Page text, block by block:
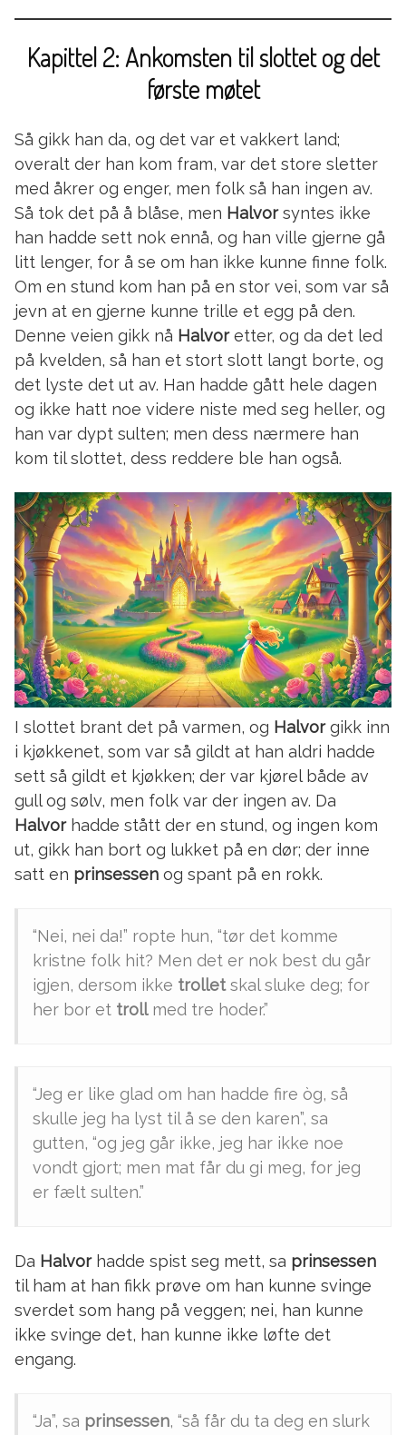
Kapittel 2: Ankomsten til slottet og det
første møtet
Så gikk han da, og det var et vakkert land;
overalt der han kom fram, var det store sletter
med åkrer og enger, men folk så han ingen av.
Så tok det på å blåse, men Halvorsyntes ikke
han hadde sett nok ennå, og han ville gjerne gå
litt lenger, for å se om han ikke kunne finne folk.
Om en stund kom han på en stor vei, som var så
jevn at en gjerne kunne trille et egg på den.
Denne veien gikk nå Halvoretter, og da det led
på kvelden, så han et stort slott langt borte, og
det lyste det ut av. Han hadde gått hele dagen
og ikke hatt noe videre niste med seg heller, og
han var dypt sulten; men dess nærmere han
kom til slottet, dess reddere ble han også.
I slottet brant det på varmen, og Halvorgikk inn
i kjøkkenet, som var så gildt at han aldri hadde
sett så gildt et kjøkken; der var kjørel både av
gull og sølv, men folk var der ingen av. Da
Halvorhadde stått der en stund, og ingen kom
ut, gikk han bort og lukket på en dør; der inne
satt en prinsessen og spant på en rokk.
“Nei, nei da!” ropte hun, “tør det komme
kristne folk hit? Men det er nok best du går
igjen, dersom ikke trolletskal sluke deg; for
her bor et trollmed tre hoder.”
“Jeg er like glad om han hadde fire òg, så
skulle jeg ha lyst til å se den karen”, sa
gutten, “og jeg går ikke, jeg har ikke noe
vondt gjort; men mat får du gi meg, for jeg
er fælt sulten.”
Da Halvorhadde spist seg mett, sa prinsessen
til ham at han fikk prøve om han kunne svinge
sverdet som hang på veggen; nei, han kunne
ikke svinge det, han kunne ikke løfte det
engang.
“Ja”, sa prinsessen, “så får du ta deg en slurk